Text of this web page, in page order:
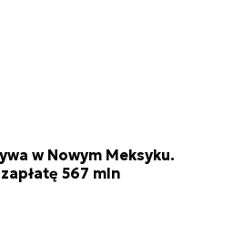
w Nowym Meksyku.
567 mln